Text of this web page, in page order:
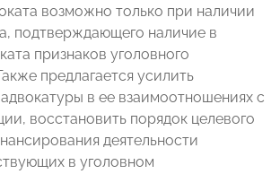
возможно только при наличии
подтверждающего наличие в
признаков уголовного
предлагается усилить
в ее взаимоотношениях с
восстановить порядок целевого
деятельности
в уголовном